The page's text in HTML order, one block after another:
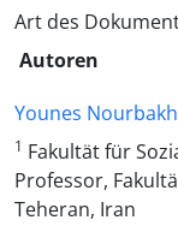
Art des
Autoren
Younes
1 Fakultät für
Professor,
Teheran, Iran